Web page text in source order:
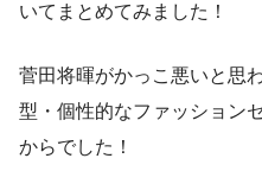
いてまとめてみました！
菅田将暉がかっこ悪いと思
型・個性的なファッション
からでした！